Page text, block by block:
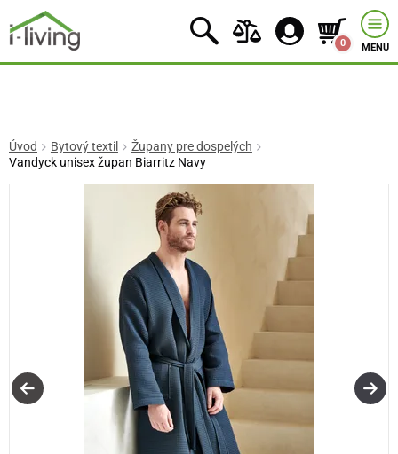
0 MENU
Úvod Bytový textil
Župany pre dospelých
Vandyck unisex župan Biarritz Navy